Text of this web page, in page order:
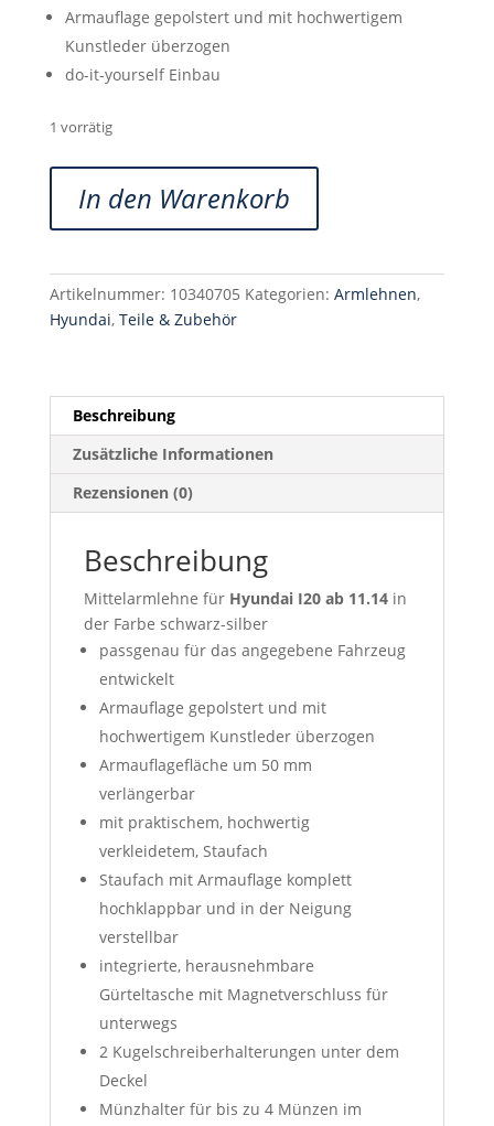
Armauflage gepolstert und mit hochwertigem
Kunstleder überzogen
do-it-yourself Einbau
1 vorrätig
Premium
[silber]
Hyundai
I20
Menge
In den Warenkorb
Artikelnummer: 10340705 Kategorien: Armlehnen,
Hyundai, Teile & Zubehör
Beschreibung
Zusätzliche Informationen
Rezensionen (0)
Beschreibung
Mittelarmlehne für Hyundai I20 ab 11.14in
der Farbe schwarz-silber
passgenau für das angegebene Fahrzeug
entwickelt
Armauflage gepolstert und mit
hochwertigem Kunstleder überzogen
Armauflagefläche um 50 mm
verlängerbar
mit praktischem, hochwertig
verkleidetem, Staufach
Staufach mit Armauflage komplett
hochklappbar und in der Neigung
verstellbar
integrierte, herausnehmbare
Gürteltasche mit Magnetverschluss für
unterwegs
2 Kugelschreiberhalterungen unter dem
Deckel
Münzhalter für bis zu 4 Münzen im